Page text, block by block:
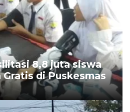
8,8 juta siswa
di Puskesmas